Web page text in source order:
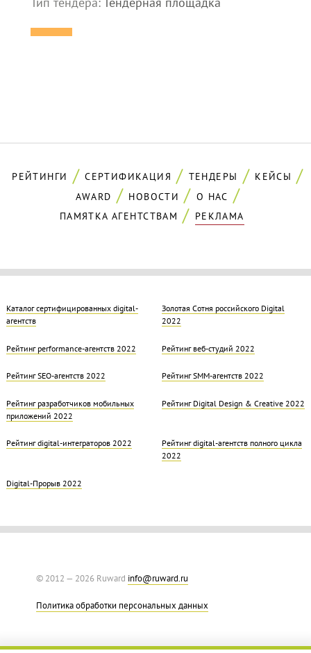
РЕЙТИНГИ СЕРТИФИКАЦИЯ ТЕНДЕРЫ
КЕЙСЫ
AWARD
НОВОСТИ
О НАС
ПАМЯТКА АГЕНТСТВАМ
РЕКЛАМА
Каталог сертифицированных digital-
агентств
Золотая Cотня российского Digital
2022
Рейтинг performance-агентств 2022 Рейтинг веб-студий 2022
Рейтинг SEO-агентств 2022 Рейтинг SMM-агентств 2022
Рейтинг разработчиков мобильных
приложений 2022
Рейтинг Digital Design & Creative 2022
Рейтинг digital-интеграторов 2022
Рейтинг digital-агентств полного цикла
2022
Digital-Прорыв 2022
© 2012 — 2026 Ruward info@ruward.ru
Политика обработки персональных данных